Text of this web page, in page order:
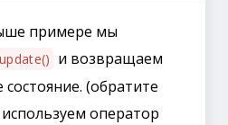
примере мы
update() и возвращаем
(обратите
оператор